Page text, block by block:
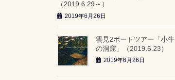
（2019.6.29～）
2019年6月26日
雲見2ボートツアー「小牛
の洞窟」（2019.6.23）
2019年6月26日